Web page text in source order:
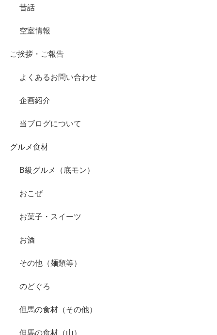
昔話
空室情報
ご挨拶・ご報告
よくあるお問い合わせ
企画紹介
当ブログについて
グルメ食材
B級グルメ（底モン）
おこぜ
お菓子・スイーツ
お酒
その他（麺類等）
のどぐろ
但馬の食材（その他）
但馬の食材（山）